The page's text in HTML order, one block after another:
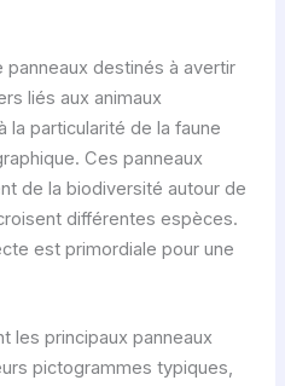
destinés à avertir
liés aux animaux
la particularité de la faune
Ces panneaux
de la biodiversité autour de
différentes espèces.
est primordiale pour une
les principaux panneaux
pictogrammes typiques,